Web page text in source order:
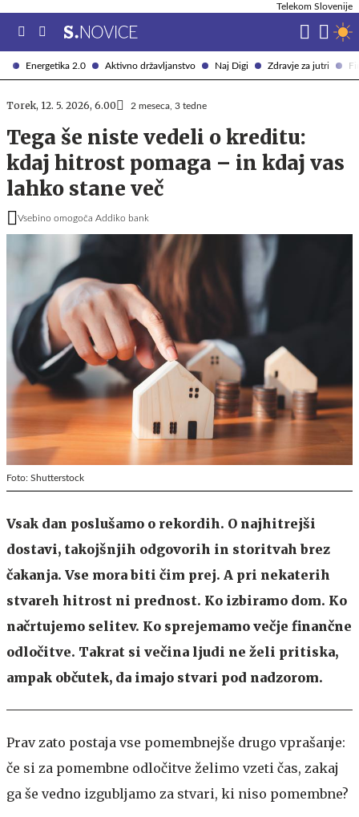
Energetika 2.0 Aktivno državljanstvo Naj Digi Zdravje za jutri
Telekom Slovenije
Torek, 12. 5. 2026, 6.00 2 meseca, 3 tedne
Tega še niste vedeli o kreditu:
kdaj hitrost pomaga – in kdaj vas
lahko stane več
Vsebino omogoča Addiko bank
Foto: Shutterstock
Vsak dan poslušamo o rekordih. O najhitrejši
dostavi, takojšnjih odgovorih in storitvah brez
čakanja. Vse mora biti čim prej. A pri nekaterih
stvareh hitrost ni prednost. Ko izbiramo dom. Ko
načrtujemo selitev. Ko sprejemamo večje finančne
odločitve. Takrat si večina ljudi ne želi pritiska,
ampak občutek, da imajo stvari pod nadzorom.
Prav zato postaja vse pomembnejše drugo vprašanje:
če si za pomembne odločitve želimo vzeti čas, zakaj
ga še vedno izgubljamo za stvari, ki niso pomembne?